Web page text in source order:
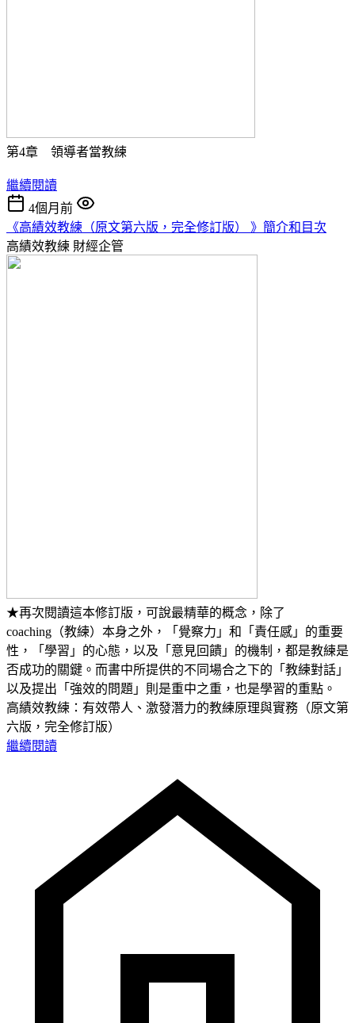
第4章 領導者當教練
繼續閱讀
4個月前
《高績效教練（原文第六版，完全修訂版） 》簡介和目次
高績效教練 財經企管
★再次閱讀這本修訂版，可說最精華的概念，除了
coaching（教練）本身之外，「覺察力」和「責任感」的重要
性，「學習」的心態，以及「意見回饋」的機制，都是教練是
否成功的關鍵。而書中所提供的不同場合之下的「教練對話」
以及提出「強效的問題」則是重中之重，也是學習的重點。
高績效教練：有效帶人、激發潛力的教練原理與實務（原文第
六版，完全修訂版）
繼續閱讀